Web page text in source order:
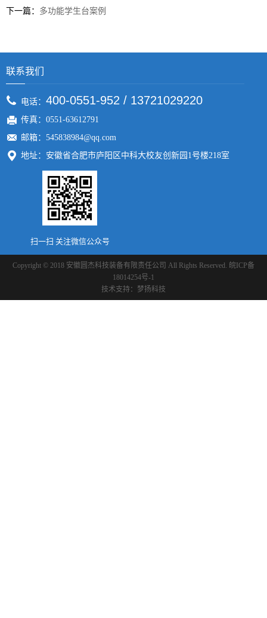
下一篇： 多功能学生台案例
联系我们
电话： 400-0551-952 / 13721029220
传真：0551-63612791
邮箱：545838984@qq.com
地址：安徽省合肥市庐阳区中科大校友创新园1号楼218室
扫一扫 关注微信公众号
Copyright © 2018 安徽圆杰科技装备有限责任公司 All Rights Reserved. 皖ICP备
18014254号-1
技术支持： 梦扬科技